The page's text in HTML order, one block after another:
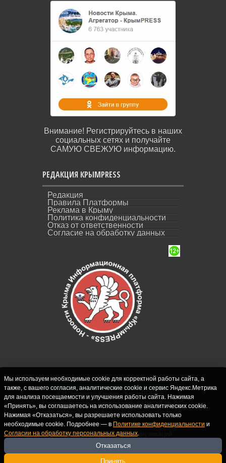
Внимание! Регистрируйтесь в наших
социальных сетях и получайте
САМУЮ СВЕЖУЮ информацию.
РЕДАКЦИЯ КРЫМPRESS
Редакция
Правила Платформы
Реклама в Крыму
Политика конфиденциальности
Отказ от ответственности
Согласие на обработку данных
СИ "Новости Крыма - КрымPRESS".
Свидетельство о регистрации СМИ ЭЛ № ФС
77-62916 выдано Федеральной службой по
надзору в сфере связи, информационных
технологий и массовых коммуникаций
(Роскомнадзор) 10.09.2015. Учредитель и
главный редактор: Крутских С.М. Почта:
Мы используем необходимые cookie для корректной работы сайта, а
также, с вашего согласия, аналитические cookie и сервис Яндекс.Метрика
для анализа посещаемости и улучшения работы сайта. Нажимая
«Принять», вы соглашаетесь на использование аналитических cookie.
Нажимая «Отказаться», вы разрешаете использовать только
необходимые cookie. Подробнее — в Политике конфиденциальности и
Согласии на обработку персональных данных.
Отказаться
Принять